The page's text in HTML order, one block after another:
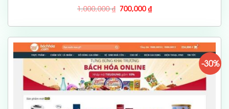
1,000,000₫ Giá
gốc
1,000,000 ₫.
700,000₫Giá
hiện
là:
-30%